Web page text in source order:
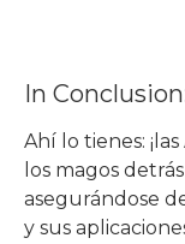
In
Ahí lo tienes:
los magos
asegurándose
y sus